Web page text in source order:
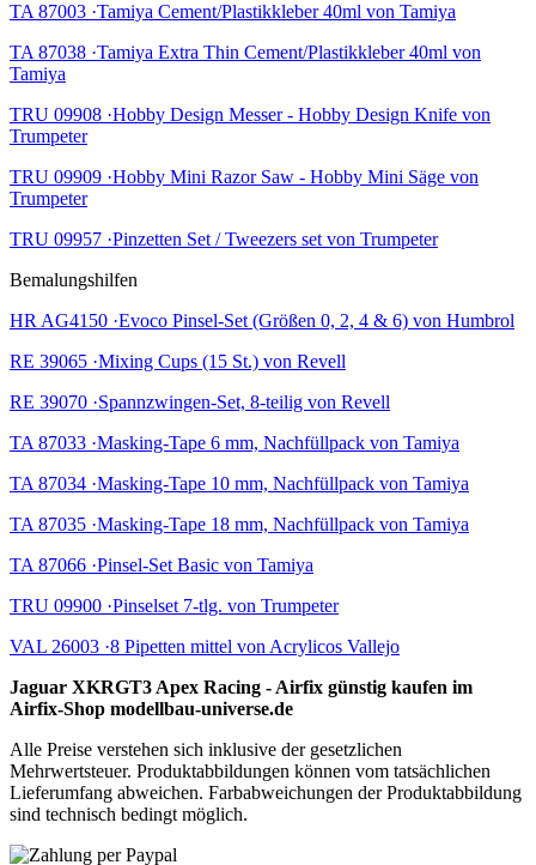
TA 87003 ·Tamiya Cement/Plastikkleber 40ml von Tamiya
TA 87038 ·Tamiya Extra Thin Cement/Plastikkleber 40ml von
Tamiya
TRU 09908 ·Hobby Design Messer - Hobby Design Knife von
Trumpeter
TRU 09909 ·Hobby Mini Razor Saw - Hobby Mini Säge von
Trumpeter
TRU 09957 ·Pinzetten Set / Tweezers set von Trumpeter
Bemalungshilfen
HR AG4150 ·Evoco Pinsel-Set (Größen 0, 2, 4 & 6) von Humbrol
RE 39065 ·Mixing Cups (15 St.) von Revell
RE 39070 ·Spannzwingen-Set, 8-teilig von Revell
TA 87033 ·Masking-Tape 6 mm, Nachfüllpack von Tamiya
TA 87034 ·Masking-Tape 10 mm, Nachfüllpack von Tamiya
TA 87035 ·Masking-Tape 18 mm, Nachfüllpack von Tamiya
TA 87066 ·Pinsel-Set Basic von Tamiya
TRU 09900 ·Pinselset 7-tlg. von Trumpeter
VAL 26003 ·8 Pipetten mittel von Acrylicos Vallejo
Jaguar XKRGT3 Apex Racing - Airfix günstig kaufen im
Airfix-Shop modellbau-universe.de
Alle Preise verstehen sich inklusive der gesetzlichen
Mehrwertsteuer. Produktabbildungen können vom tatsächlichen
Lieferumfang abweichen. Farbabweichungen der Produktabbildung
sind technisch bedingt möglich.